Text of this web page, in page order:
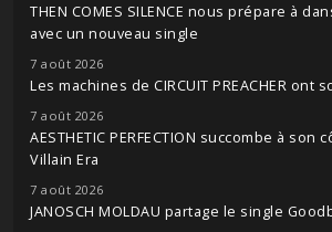
THEN COMES SILENCE nous prépare à
avec un nouveau single
7 août 2026
Les machines de CIRCUIT PREACHER ont
7 août 2026
AESTHETIC PERFECTION succombe à son
Villain Era
7 août 2026
JANOSCH MOLDAU partage le single